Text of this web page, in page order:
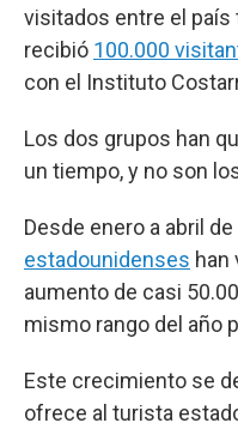
visitados entre el país
recibió 100.000
con el Instituto
Los dos grupos han
un tiempo, y no son
Desde enero a abril
estadounidenses han
aumento de casi
mismo rango del año
Este crecimiento se
ofrece al turista